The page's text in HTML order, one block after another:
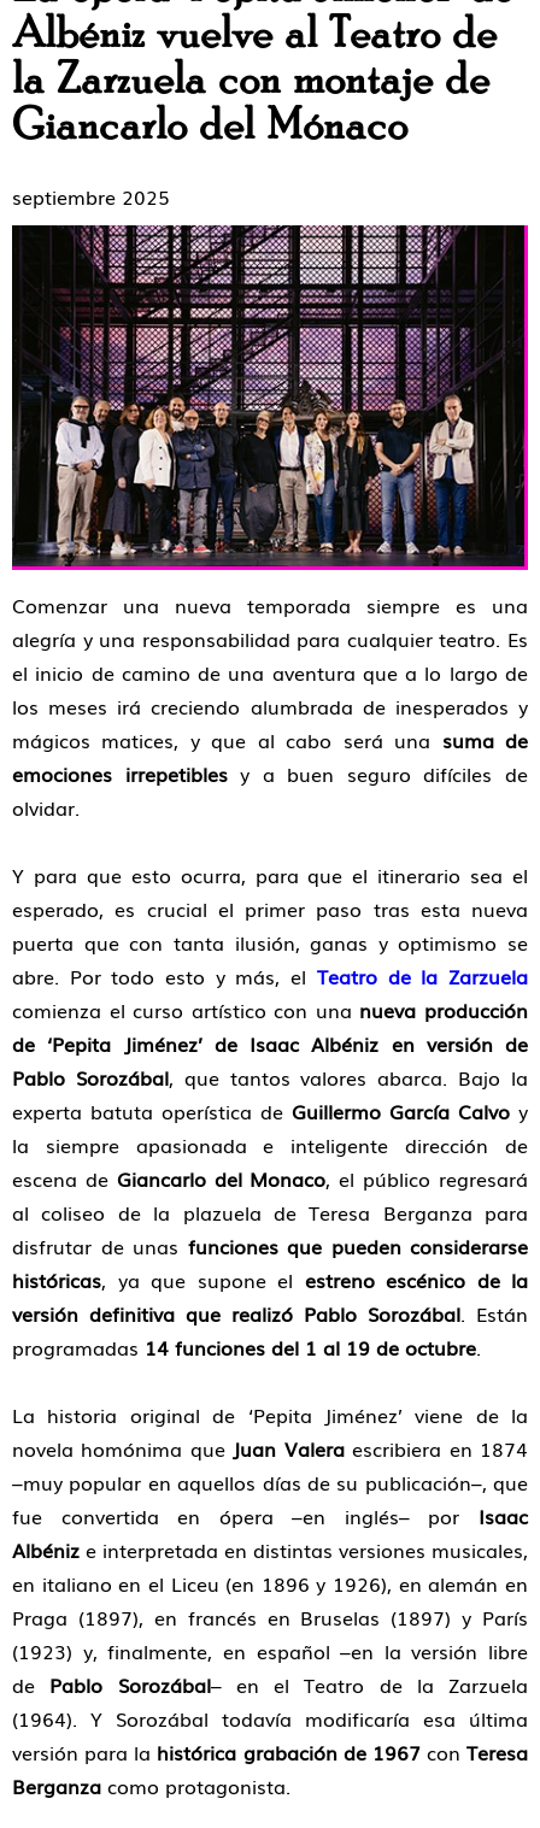
Albéniz vuelve al Teatro de
la Zarzuela con montaje de
Giancarlo del Mónaco
septiembre 2025
Comenzar una nueva temporada siempre es una
alegría y una responsabilidad para cualquier teatro. Es
el inicio de camino de una aventura que a lo largo de
los meses irá creciendo alumbrada de inesperados y
mágicos matices, y que al cabo será una suma de
emociones irrepetiblesy a buen seguro difíciles de
olvidar.
Y para que esto ocurra, para que el itinerario sea el
esperado, es crucial el primer paso tras esta nueva
puerta que con tanta ilusión, ganas y optimismo se
abre. Por todo esto y más, el Teatro de la Zarzuela
comienza el curso artístico con una nueva producción
de ‘Pepita Jiménez’ de Isaac Albéniz en versión de
Pablo Sorozábal, que tantos valores abarca. Bajo la
experta batuta operística de Guillermo García Calvo y
la siempre apasionada e inteligente dirección de
escena de Giancarlo del Monaco, el público regresará
al coliseo de la plazuela de Teresa Berganza para
disfrutar de unas funciones que pueden considerarse
históricas, ya que supone el estreno escénico de la
versión definitiva que realizó Pablo Sorozábal. Están
programadas 14 funciones del 1 al 19 de octubre.
La historia original de ‘Pepita Jiménez’ viene de la
novela homónima que Juan Valeraescribiera en 1874
–muy popular en aquellos días de su publicación–, que
fue convertida en ópera –en inglés– por Isaac
Albéniz e interpretada en distintas versiones musicales,
en italiano en el Liceu (en 1896 y 1926), en alemán en
Praga (1897), en francés en Bruselas (1897) y París
(1923) y, finalmente, en español –en la versión libre
de Pablo Sorozábal– en el Teatro de la Zarzuela
(1964). Y Sorozábal todavía modificaría esa última
versión para la histórica grabación de 1967con Teresa
Berganza como protagonista.